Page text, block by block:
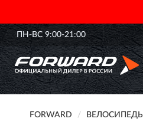
ПН-ВС 9:00-21:00
FORWARD ВЕЛОСИПЕДЫ